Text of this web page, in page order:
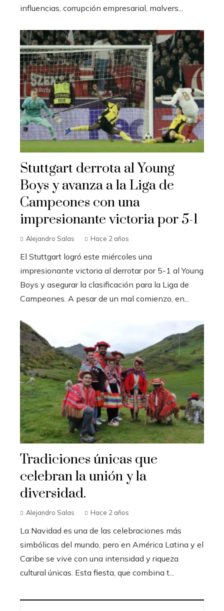
influencias, corrupción empresarial, malvers...
Stuttgart derrota al Young
Boys y avanza a la Liga de
Campeones con una
impresionante victoria por 5-1
Alejandro Salas Hace 2 años
El Stuttgart logró este miércoles una
impresionante victoria al derrotar por 5-1 al Young
Boys y asegurar la clasificación para la Liga de
Campeones. A pesar de un mal comienzo, en...
Tradiciones únicas que
celebran la unión y la
diversidad.
Alejandro Salas Hace 2 años
La Navidad es una de las celebraciones más
simbólicas del mundo, pero en América Latina y el
Caribe se vive con una intensidad y riqueza
cultural únicas. Esta fiesta, que combina t...